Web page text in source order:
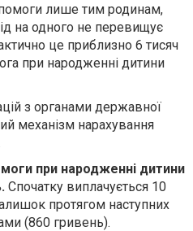
лише тим родинам,
на одного не перевищує
це приблизно 6 тисяч
при народженні дитини
з органами державної
механізм нарахування
при народженні дитини
Спочатку виплачується 10
протягом наступних
(860 гривень).